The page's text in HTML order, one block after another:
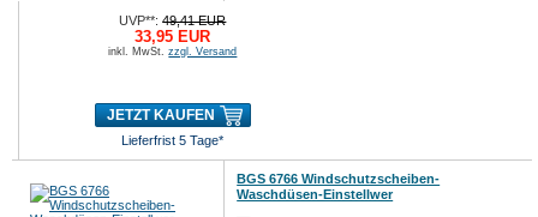
UVP**:49,41 EUR
33,95 EUR
inkl. MwSt.zzgl. Versand
JETZT KAUFEN
Lieferfrist 5 Tage*
BGS 6766 Windschutzscheiben-
Waschdüsen-Einstellwer